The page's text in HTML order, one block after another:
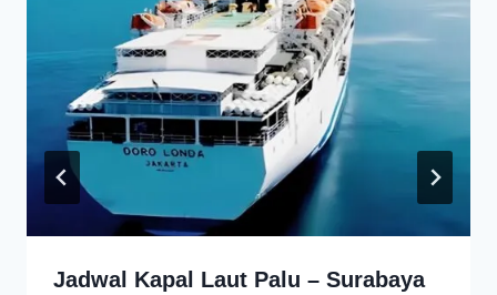
Jadwal Kapal Laut Palu – Surabaya